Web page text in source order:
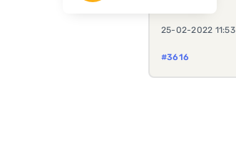
25-02-2022 11:53
#3616